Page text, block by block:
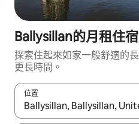
Ballysillan的月租住宿
探索住起來如家一般舒適的
更長時間。
位置
如有搜尋結果，瀏覽內容時請